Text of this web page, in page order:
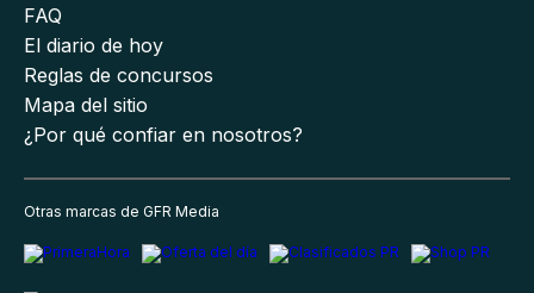
FAQ
El diario de hoy
Reglas de concursos
Mapa del sitio
¿Por qué confiar en nosotros?
Otras marcas de GFR Media